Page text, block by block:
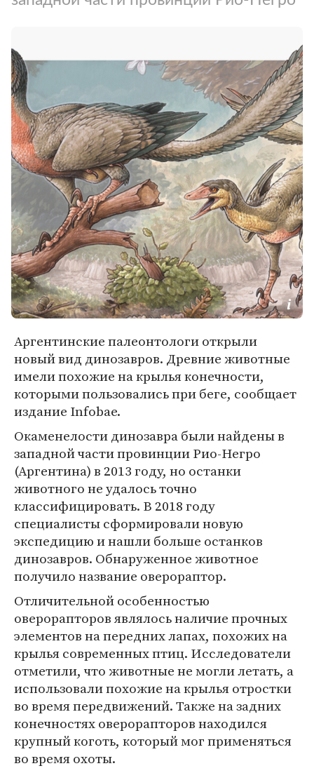
Аргентинские палеонтологи открыли
новый вид динозавров. Древние животные
имели похожие на крылья конечности,
которыми пользовались при беге, сообщает
издание Infobae.
Окаменелости динозавра были найдены в
западной части провинции Рио-Негро
(Аргентина) в 2013 году, но останки
животного не удалось точно
классифицировать. В 2018 году
специалисты сформировали новую
экспедицию и нашли больше останков
динозавров. Обнаруженное животное
получило название оверораптор.
Отличительной особенностью
оверорапторов являлось наличие прочных
элементов на передних лапах, похожих на
крылья современных птиц. Исследователи
отметили, что животные не могли летать, а
использовали похожие на крылья отростки
во время передвижений. Также на задних
конечностях оверорапторов находился
крупный коготь, который мог применяться
во время охоты.